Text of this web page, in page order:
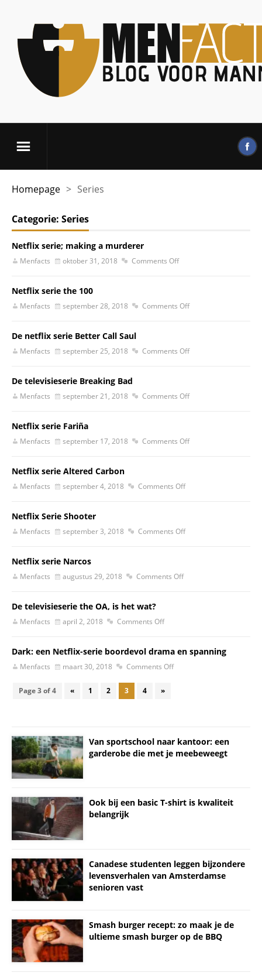
Homepage > Series
Categorie: Series
Netflix serie; making a murderer
Menfacts oktober 31, 2018 Comments Off
Netflix serie the 100
Menfacts september 28, 2018 Comments Off
De netflix serie Better Call Saul
Menfacts september 25, 2018 Comments Off
De televisieserie Breaking Bad
Menfacts september 21, 2018 Comments Off
Netflix serie Fariña
Menfacts september 17, 2018 Comments Off
Netflix serie Altered Carbon
Menfacts september 4, 2018 Comments Off
Netflix Serie Shooter
Menfacts september 3, 2018 Comments Off
Netflix serie Narcos
Menfacts augustus 29, 2018 Comments Off
De televisieserie the OA, is het wat?
Menfacts april 2, 2018 Comments Off
Dark: een Netflix-serie boordevol drama en spanning
Menfacts maart 30, 2018 Comments Off
Page 3 of 4 « 1 2 3 4 »
Van sportschool naar kantoor: een
garderobe die met je meebeweegt
Ook bij een basic T-shirt is kwaliteit
belangrijk
Canadese studenten leggen bijzondere
levensverhalen van Amsterdamse
senioren vast
Smash burger recept: zo maak je de
ultieme smash burger op de BBQ